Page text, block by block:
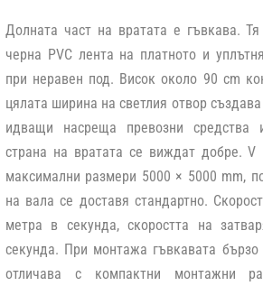
Долната част на вратата е гъвкава.
черна PVC лента на платното и
при неравен под. Висок около 90 cm
цялата ширина на светлия отвор
идващи насреща превозни средства
страна на вратата се виждат добре.
максимални размери 5000 × 5000 mm,
на вала се доставя стандартно.
метра в секунда, скоростта на
секунда. При монтажа гъвкавата
отличава с компактни монтажни